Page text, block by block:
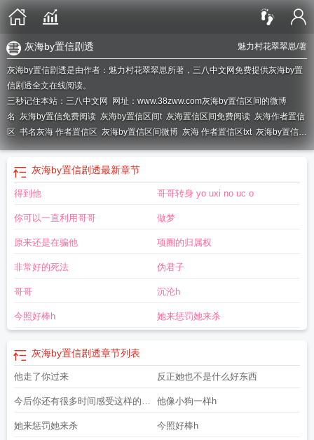
魅力村花翠翠崽/著
灰海by置信剧透
灰海by置信剧透是由作者：魅力村花翠翠崽所著，三八中文网免费提供灰海by置
信剧透全文在线阅读。
三秒记住本站：三八中文网 网址：www.38zww.com灰海by置信区间的微博
名 灰海by置信免费阅读 灰海by置信区间t 灰海置信区间免费阅读 灰海作者置信
区 书名灰海 作者置信区 灰海by置信区间微博 灰海 作者置信区txt 灰海by置信区
在线阅读灰海 作者置信区免费阅读灰海 作者置信区在线阅读灰海 置信区在线
灰海by置信区txt 灰海by置信区间菠萝笔记
置信区
灰海 作者置信区
信区间
灰海by置信剧透最新章节
得到他 哥哥转身 yo uxi no uc o
你可以一直利用哥哥 做梦
原来还是在骗他 项圈的归属权
非常好的死法 伪君子
哥哥 沉沦h
今照好棒h 她来惩罚她来杀
灰海by置信剧透章节列表
他走了你过来 反正她也不是什么好东西
今后你还有很多时间感受这样的绝
望
他像小狗一样h
她来惩罚她来杀 今照好棒h